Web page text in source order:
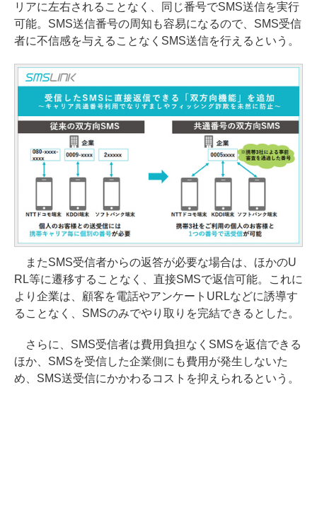
リアに左右されることなく、同じ番号でSMS送信を実行
可能。SMS送信番号の周知も容易になるので、SMS受信
者に不信感を与えることなくSMS送信を行えるという。
またSMS受信者からの返答が必要な場合は、ほかのU
RL等に遷移することなく、直接SMSで返信可能。これに
より企業は、顧客を電話やアンケートURLなどに誘導す
ることなく、SMSのみでやり取りを完結できるとした。
さらに、SMS受信者は費用負担なくSMSを返信できる
ほか、SMSを受信した企業側にも費用が発生しないた
め、SMS送受信にかかわるコストを抑えられるという。